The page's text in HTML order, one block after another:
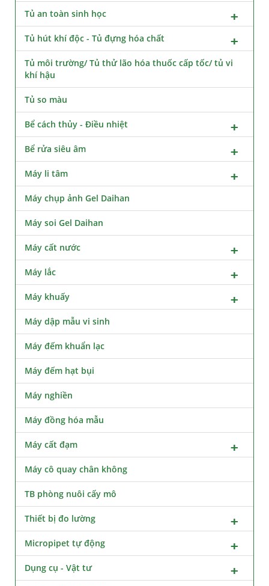
Tủ an toàn sinh học
Tủ hút khí độc - Tủ đựng hóa chất
Tủ môi trường/ Tủ thử lão hóa thuốc cấp tốc/ tủ vi
khí hậu
Tủ so màu
Bể cách thủy - Điều nhiệt
Bể rửa siêu âm
Máy li tâm
Máy chụp ảnh Gel Daihan
Máy soi Gel Daihan
Máy cất nước
Máy lắc
Máy khuấy
Máy dập mẫu vi sinh
Máy đếm khuẩn lạc
Máy đếm hạt bụi
Máy nghiền
Máy đồng hóa mẫu
Máy cất đạm
Máy cô quay chân không
TB phòng nuôi cấy mô
Thiết bị đo lường
Micropipet tự động
Dụng cụ - Vật tư